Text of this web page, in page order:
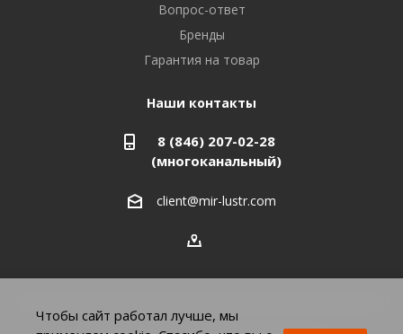
Вопрос-ответ
Бренды
Гарантия на товар
Наши контакты
8 (846) 207-02-28
(многоканальный)
client@mir-lustr.com
Чтобы сайт работал лучше, мы